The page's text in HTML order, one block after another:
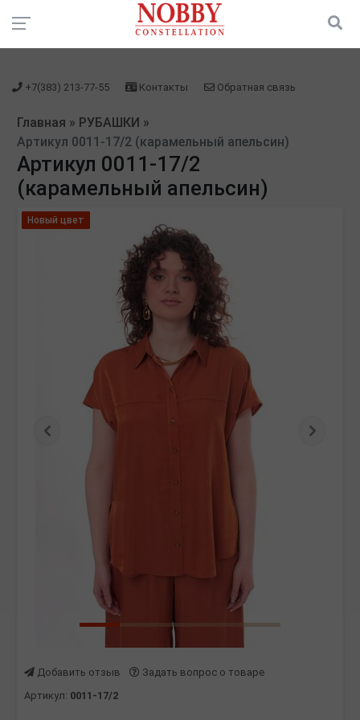
зарегистрироваться" />зарегистрироваться" />
+7(383) 213-77-55 Контакты Обратная связь
Главная » РУБАШКИ »
Артикул 0011-17/2 (карамельный апельсин)
Артикул 0011-17/2
(карамельный апельсин)
Новый цвет
Предыдущая
Добавить отзыв
Задать вопрос о товаре
Артикул: 0011-17/2